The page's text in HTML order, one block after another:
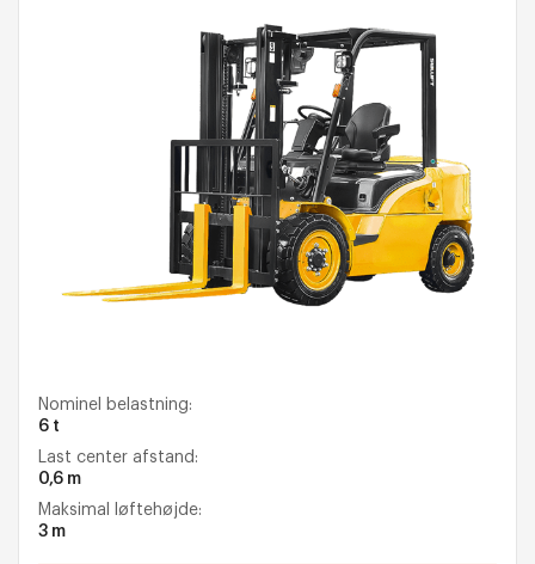
Nominel belastning:
6 t
Last center afstand:
0,6 m
Maksimal løftehøjde:
3 m